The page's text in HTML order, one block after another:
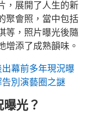
，展開了人生的新
聚會照，當中包括
等，照片曝光後隨
增添了成熟韻味。
出幕前多年現況曝
別演藝圈之謎
光？